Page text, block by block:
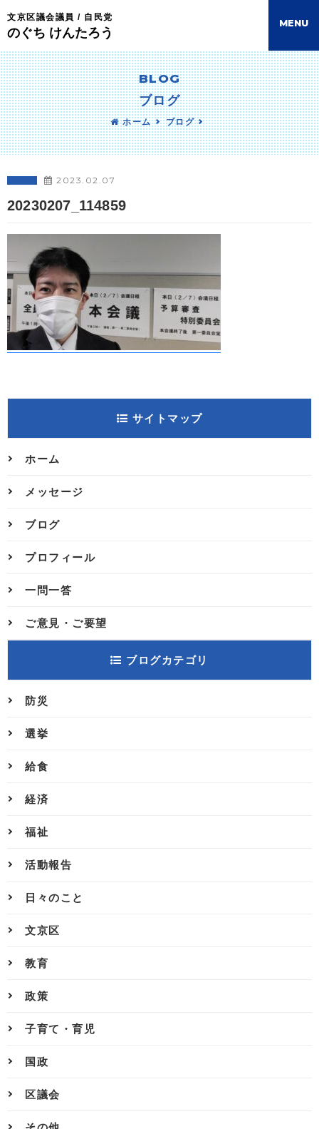
文京区議会議員 / 自民党
のぐち けんたろう
MENU
BLOG
ブログ
ホーム ブログ
2023.02.07
20230207_114859
サイトマップ
ホーム
メッセージ
ブログ
プロフィール
一問一答
ご意見・ご要望
ブログカテゴリ
防災
選挙
給食
経済
福祉
活動報告
日々のこと
文京区
教育
政策
子育て・育児
国政
区議会